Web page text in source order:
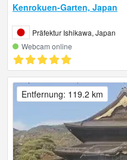
Kenrokuen-Garten, Japan
Präfektur Ishikawa, Japan
Webcam online
Entfernung: 119.2 km